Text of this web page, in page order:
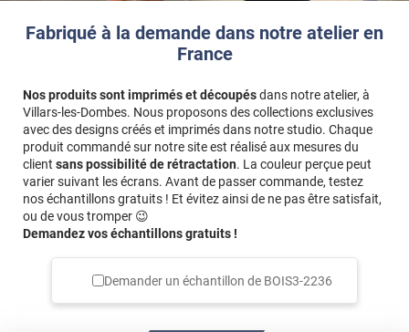
Fabriqué à la demande dans notre atelier en
France
Nos produits sont imprimés et découpésdans notre atelier, à
Villars-les-Dombes. Nous proposons des collections exclusives
avec des designs créés et imprimés dans notre studio. Chaque
produit commandé sur notre site est réalisé aux mesures du
client sans possibilité de rétractation. La couleur perçue peut
varier suivant les écrans. Avant de passer commande, testez
nos échantillons gratuits ! Et évitez ainsi de ne pas être satisfait,
ou de vous tromper 😉
Demandez vos échantillons gratuits !
Demander un échantillon de BOIS3-2236